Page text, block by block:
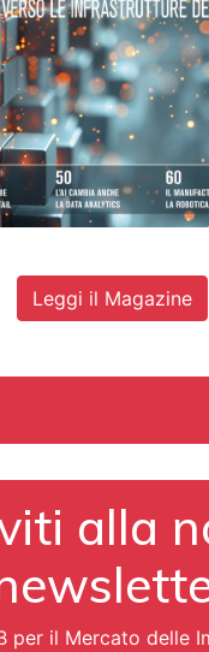
Leggi il Magazine
alla
per il Mercato delle